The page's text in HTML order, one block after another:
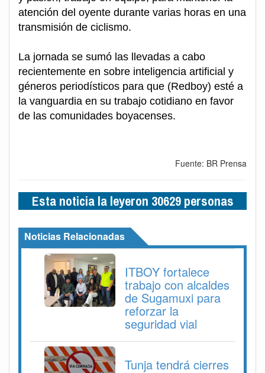
atención del oyente durante varias horas en una
transmisión de ciclismo.
La jornada se sumó las llevadas a cabo
recientemente en sobre inteligencia artificial y
géneros periodísticos para que (Redboy) esté a
la vanguardia en su trabajo cotidiano en favor
de las comunidades boyacenses.
Fuente: BR Prensa
Esta noticia la leyeron 30629 personas
Noticias Relacionadas
ITBOY fortalece
trabajo con alcaldes
de Sugamuxi para
reforzar la
seguridad vial
Tunja tendrá cierres